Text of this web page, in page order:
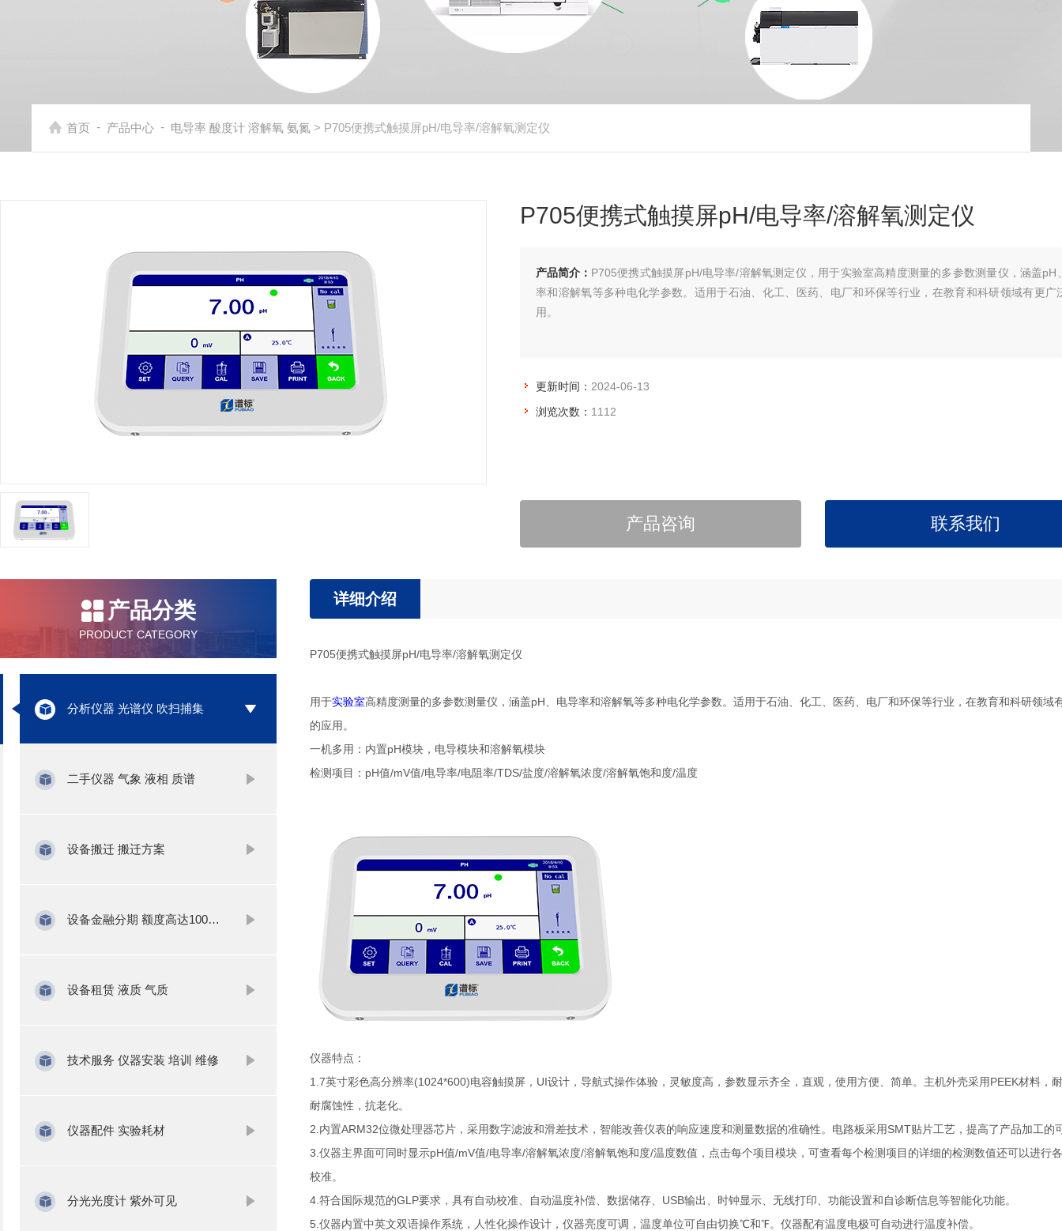
首页 - 产品中心 - 电导率 酸度计 溶解氧 氨氮 > P705便携式触摸屏pH/电导率/溶解氧测定仪
P705便携式触摸屏pH/电导率/溶解氧测定仪
产品简介： P705便携式触摸屏pH/电导率/溶解氧测定仪，用于实验室高精度测量的多参数测量仪，涵盖pH
率和溶解氧等多种电化学参数。适用于石油、化工、医药、电厂和环保等行业，在教育和科研领域有更广
用。
更新时间： 2024-06-13
浏览次数： 1112
产品咨询 联系我们
产品分类
PRODUCT CATEGORY
分析仪器 光谱仪 吹扫捕集
二手仪器 气象 液相 质谱
设备搬迁 搬迁方案
设备金融分期 额度高达1000万
设备租赁 液质 气质
技术服务 仪器安装 培训 维修
仪器配件 实验耗材
分光光度计 紫外可见
详细介绍
P705便携式触摸屏pH/电导率/溶解氧测定仪
用于实验室高精度测量的多参数测量仪，涵盖pH、电导率和溶解氧等多种电化学参数。适用于石油、化工、医药、电厂和环保等行业，在教育和科研领域
的应用。
一机多用：内置pH模块，电导模块和溶解氧模块
检测项目：pH值/mV值/电导率/电阻率/TDS/盐度/溶解氧浓度/溶解氧饱和度/温度
仪器特点：
1.7英寸彩色高分辨率(1024*600)电容触摸屏，UI设计，导航式操作体验，灵敏度高，参数显示齐全，直观，使用方便、简单。主机外壳采用PEEK材料，
耐腐蚀性，抗老化。
2.内置ARM32位微处理器芯片，采用数字滤波和滑差技术，智能改善仪表的响应速度和测量数据的准确性。电路板采用SMT贴片工艺，提高了产品加工的
3.仪器主界面可同时显示pH值/mV值/电导率/溶解氧浓度/溶解氧饱和度/温度数值，点击每个项目模块，可查看每个检测项目的详细的检测数值还可以进行
校准。
4.符合国际规范的GLP要求，具有自动校准、自动温度补偿、数据储存、USB输出、时钟显示、无线打印、功能设置和自诊断信息等智能化功能。
5.仪器内置中英文双语操作系统，人性化操作设计，仪器亮度可调，温度单位可自由切换℃和℉。仪器配有温度电极可自动进行温度补偿。